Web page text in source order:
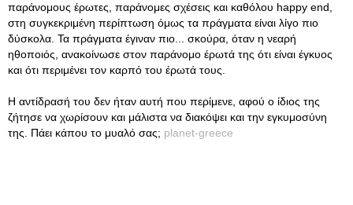
παράνομους έρωτες, παράνομες σχέσεις και καθόλου happy end,
στη συγκεκριμένη περίπτωση όμως τα πράγματα είναι λίγο πιο
δύσκολα. Τα πράγματα έγιναν πιο... σκούρα, όταν η νεαρή
ηθοποιός, ανακοίνωσε στον παράνομο έρωτά της ότι είναι έγκυος
και ότι περιμένει τον καρπό του έρωτά τους.
Η αντίδρασή του δεν ήταν αυτή που περίμενε, αφού ο ίδιος της
ζήτησε να χωρίσουν και μάλιστα να διακόψει και την εγκυμοσύνη
της. Πάει κάπου το μυαλό σας; planet-greece